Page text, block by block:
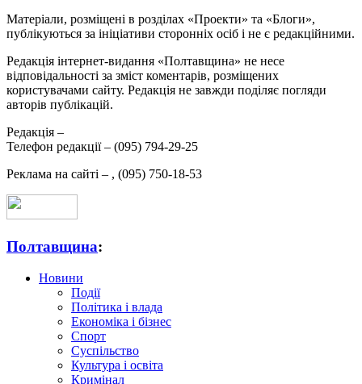
Матеріали, розміщені в розділах «Проекти» та «Блоги»,
публікуються за ініціативи сторонніх осіб і не є редакційними.
Редакція інтернет-видання «Полтавщина» не несе
відповідальності за зміст коментарів, розміщених
користувачами сайту. Редакція не завжди поділяє погляди
авторів публікацій.
Редакція –
Телефон редакції – (095) 794-29-25
Реклама на сайті – , (095) 750-18-53
Полтавщина:
Новини
Події
Політика і влада
Економіка і бізнес
Спорт
Суспільство
Культура і освіта
Кримінал